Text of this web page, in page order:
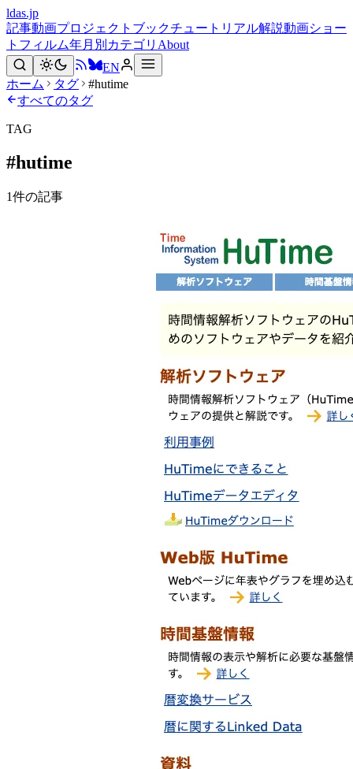
ldas.jp
記事動画プロジェクト ブックチュートリアル解説動画ショー
トフィルム年月別 カテゴリ About
EN
ホーム
タグ
#hutime
すべてのタグ
TAG
#hutime
1件の記事